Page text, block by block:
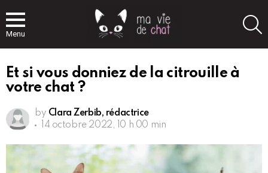
Menu
Et si vous donniez de la citrouille à
votre chat ?
by Clara Zerbib, rédactrice
14 octobre 2022, 10 h 00 min